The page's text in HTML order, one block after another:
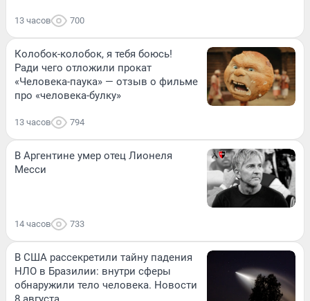
13 часов 700
Колобок-колобок, я тебя боюсь!
Ради чего отложили прокат
«Человека-паука» — отзыв о фильме
про «человека-булку»
13 часов 794
В Аргентине умер отец Лионеля
Месси
14 часов 733
В США рассекретили тайну падения
НЛО в Бразилии: внутри сферы
обнаружили тело человека. Новости